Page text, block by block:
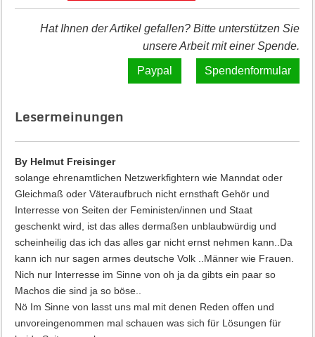
Hat Ihnen der Artikel gefallen? Bitte unterstützen Sie
unsere Arbeit mit einer Spende.
Spendenformular
Lesermeinungen
By Helmut Freisinger
solange ehrenamtlichen Netzwerkfightern wie Manndat oder
Gleichmaß oder Väteraufbruch nicht ernsthaft Gehör und
Interresse von Seiten der Feministen/innen und Staat
geschenkt wird, ist das alles dermaßen unblaubwürdig und
scheinheilig das ich das alles gar nicht ernst nehmen kann..Da
kann ich nur sagen armes deutsche Volk ..Männer wie Frauen.
Nich nur Interresse im Sinne von oh ja da gibts ein paar so
Machos die sind ja so böse..
Nö Im Sinne von lasst uns mal mit denen Reden offen und
unvoreingenommen mal schauen was sich für Lösungen für